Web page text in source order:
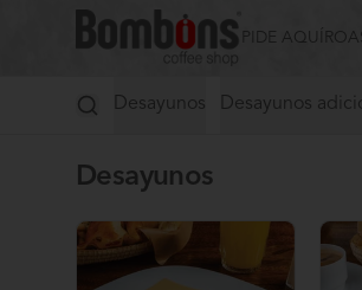
PIDE AQUÍ
Desayunos Desayunos
Desayunos